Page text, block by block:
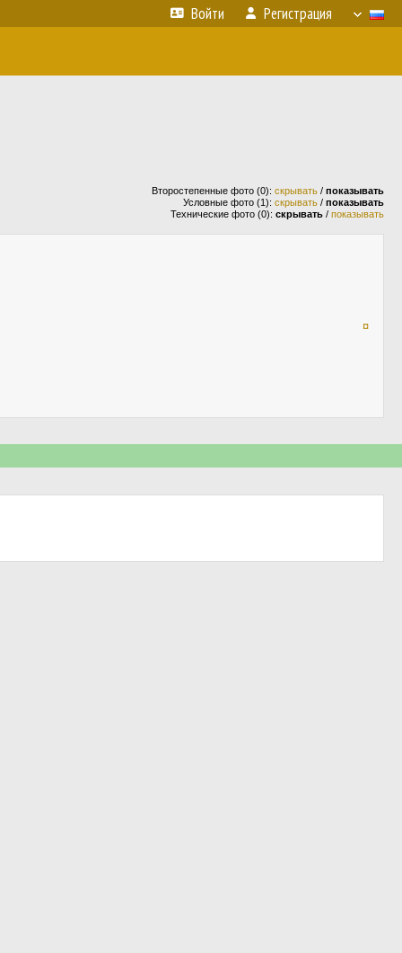
Войти Регистрация
Второстепенные фото (0): скрывать / показывать
Условные фото (1): скрывать / показывать
Технические фото (0): скрывать / показывать
¤